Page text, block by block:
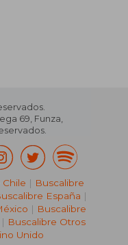
69, Funza,
Chile | Buscalibre
España |
| Buscalibre
Buscalibre Otros
Unido